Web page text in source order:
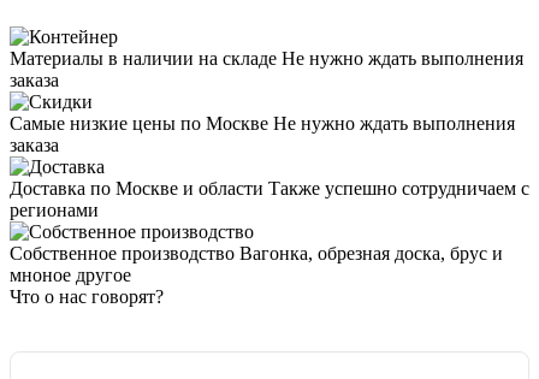
Материалы в наличии на складе Не нужно ждать выполнения
заказа
Самые низкие цены по Москве Не нужно ждать выполнения
заказа
Доставка по Москве и области Также успешно сотрудничаем с
регионами
Собственное производство Вагонка, обрезная доска, брус и
мноное другое
Что о нас говорят?